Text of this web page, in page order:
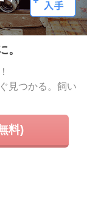
。
見つかる。飼い
料)